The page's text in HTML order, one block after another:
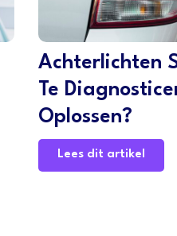
Achterlichten
Te
Oplossen?
Lees dit artikel